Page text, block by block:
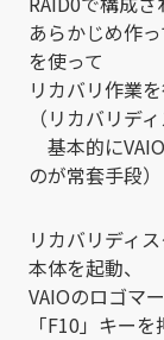
あらかじめ作
を使って
リカバリ作業を
（リカバリデ
基本的に
のが常套手段）
リカバリディ
本体を起動、
VAIOのロゴマ
「F10」キーを